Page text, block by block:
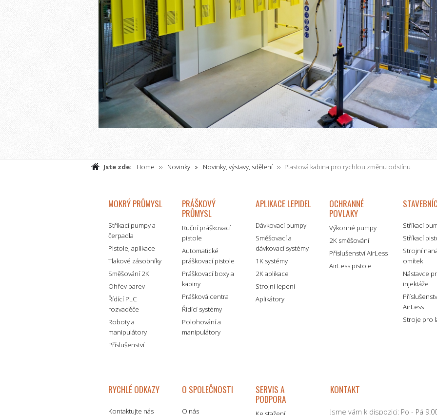
Jste zde: Home Novinky Novinky, výstavy, sdělení Plastová kabina pro rychlou změnu odstínu
MOKRÝ PRŮMYSL
Stříkací pumpy a
čerpadla
Pistole, aplikace
Tlakové zásobníky
Směšování 2K
Ohřev barev
Řídící PLC
rozvaděče
Roboty a
manipulátory
Příslušenství
PRÁŠKOVÝ
PRŮMYSL
Ruční práškovací
pistole
Automatické
práškovací pistole
Práškovací boxy a
kabiny
Prášková centra
Řídící systémy
Polohování a
manipulátory
APLIKACE LEPIDEL
Dávkovací pumpy
Směšovací a
dávkovací systémy
1K systémy
2K aplikace
Strojní lepení
Aplikátory
OCHRANNÉ
POVLAKY
Výkonné pumpy
2K směšování
Příslušenství AirLess
AirLess pistole
Stříkací
Stříkací
Strojní
omítek
Nástavce
injektáže
AirLess
Stroje pro
RYCHLÉ ODKAZY
Kontaktujte nás
O SPOLEČNOSTI
O nás
SERVIS A
PODPORA
KONTAKT
Jsme vám k dispozici: Po - Pá